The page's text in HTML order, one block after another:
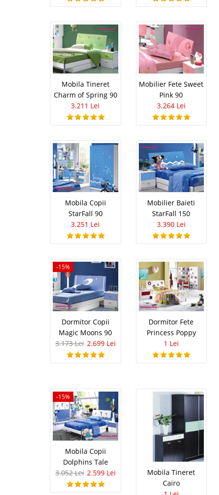
Tineret -
Dulap 3 usi oglinda
moderna deosebita -
POT FI SELECTATE
moderne cu pat
Mobilier
Camere Copii,
de armonie, stil si
Camere de Copii cat si
-20% Pat Copii
Pat pentru Copii
este frezata din MDF
desenate. Patul este
Camera
Camere Tineret,
elegant si linia
atmosfera plina de
MONALISA include
Mobila
Camere Copii,
disponibil cu pat pt.
moderna a
de armonie, stil si
Mobilier
Mobila Tineret
Charm of Spring 90
3.211 Lei
Mobilier Fete Sweet
Pink 90
3.264 Lei
Mobila Copii
StarFall 90
3.251 Lei
Mobilier Baieti
StarFall 150
3.390 Lei
-15%
Dormitor Copii
Magic Moons 90
3.173 Lei 2.699 Lei
Dormitor Fete
Princess Poppy
1 Lei
-15%
Mobila Copii
Dolphins Tale
3.052 Lei 2.599 Lei
Mobila Tineret
Cairo